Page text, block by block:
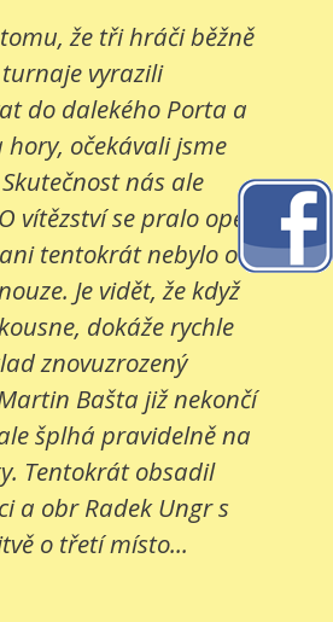
že tři hráči běžně
vyrazili
do dalekého Porta a
očekávali jsme
nás ale
vítězství se pralo opět
tentokrát nebylo o
Je vidět, že když
dokáže rychle
znovuzrozený
Bašta již nekončí
šplhá pravidelně na
Tentokrát obsadil
a obr Radek Ungr s
o třetí místo...